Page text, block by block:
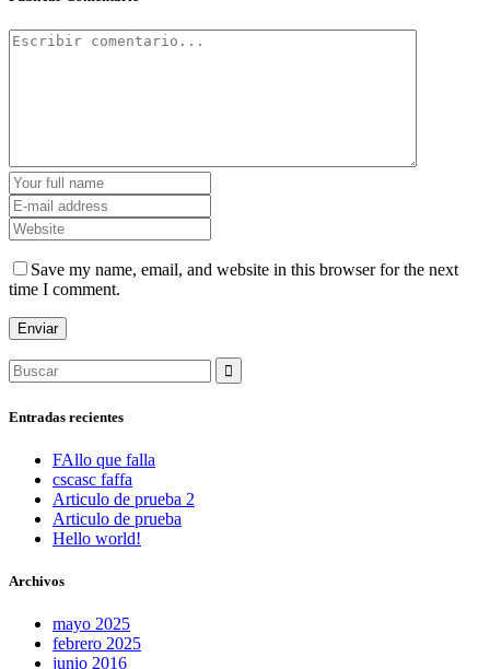
Save my name, email, and website in this browser for the next
time I comment.
Search
for:
Entradas recientes
FAllo que falla
cscasc faffa
Articulo de prueba 2
Articulo de prueba
Hello world!
Archivos
mayo 2025
febrero 2025
junio 2016